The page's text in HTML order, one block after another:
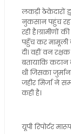
लकड़ी ठेकेदारों
नुकसान पहुंच रहा
रही
पहुँच कर
दी। वहीं वन
बतायाकि कटान
थी जिसका
जहीर मिर्जा ने
कही है।
यूपी रिपोर्टर